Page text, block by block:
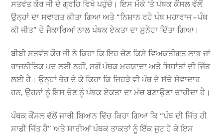
ਸਤਵੰਤ ਕੌਰ ਜੀ ਦੇ ਗ੍ਰਹਿ ਵਿਖੇ ਪਹੁੰਚੇ। ਇਸ ਮੌਕੇ ‘ਤੇ ਪੰਥਕ ਕੌਂਸਲ ਵੱਲੋਂ
ਉਨ੍ਹਾਂ ਦਾ ਸਵਾਗਤ ਕੀਤਾ ਗਿਆ ਅਤੇ “ਨਿਸ਼ਾਨ ਰਹੇ ਪੰਥ ਮਹਾਰਾਜ – ਪੰਥ
ਕੀ ਜੀਤ” ਦੇ ਜੈਕਾਰਿਆਂ ਨਾਲ ਪੰਥਕ ਏਕਤਾ ਦਾ ਸੁਨੇਹਾ ਦਿੱਤਾ ਗਿਆ।
ਬੀਬੀ ਸਤਵੰਤ ਕੌਰ ਜੀ ਨੇ ਕਿਹਾ ਕਿ ਇਹ ਚੋਣ ਕਿਸੇ ਵਿਅਕਤੀਗਤ ਲਾਭ ਜਾਂ
ਰਾਜਨੀਤਿਕ ਪਦ ਲਈ ਨਹੀਂ, ਸਗੋਂ ਪੰਥਕ ਮਰਯਾਦਾ ਅਤੇ ਸਿਧਾਂਤਾਂ ਦੀ ਜਿੱਤ
ਲਈ ਹੈ। ਉਨ੍ਹਾਂ ਜ਼ੋਰ ਦੇ ਕੇ ਕਿਹਾ ਕਿ ਜਿਹੜੇ ਵੀ ਪੰਥ ਦੇ ਸੱਚੇ ਸੇਵਾਦਾਰ
ਹਨ, ਉਹਨਾਂ ਨੂੰ ਇਸ ਚੋਣ ਨੂੰ ਪੰਥਕ ਏਕਤਾ ਦਾ ਮੰਚ ਬਣਾਉਣਾ ਚਾਹੀਦਾ ਹੈ।
ਪੰਥਕ ਕੌਂਸਲ ਵੱਲੋਂ ਜਾਰੀ ਬਿਆਨ ਵਿੱਚ ਕਿਹਾ ਗਿਆ ਕਿ “ਪੰਥ ਦੀ ਜਿੱਤ ਹੀ
ਸਾਡੀ ਜਿੱਤ ਹੈ” ਅਤੇ ਸਾਰੀਆਂ ਪੰਥਕ ਤਾਕਤਾਂ ਨੂੰ ਇੱਕ ਜੁਟ ਹੋ ਕੇ ਇਸ